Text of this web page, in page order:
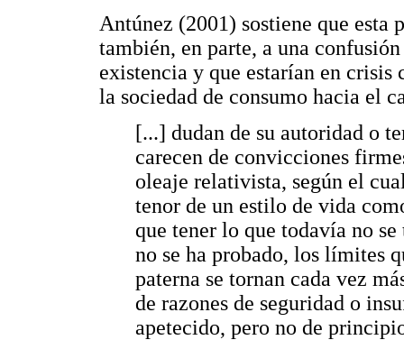
Antúnez (2001) sostiene que esta
también, en parte, a una
existencia y que estarían en crisis
la sociedad de consumo hacia el
[...] dudan de su autoridad o
carecen de convicciones
oleaje relativista, según el
tenor de un estilo de vida
que tener lo que todavía no
no se ha probado, los límites
paterna se tornan cada vez
de razones de seguridad o
apetecido, pero no de